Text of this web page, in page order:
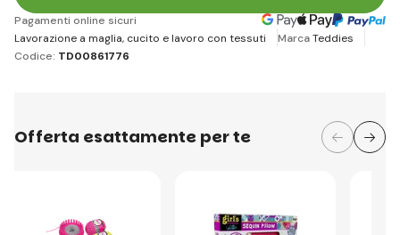
Pagamenti online sicuri
Lavorazione a maglia, cucito e lavoro con tessuti
MarcaTeddies
Codice: TD00861776
Offerta esattamente per te